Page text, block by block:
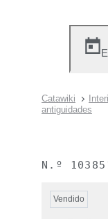
Catawiki
antiguidades
N.º
Vendido